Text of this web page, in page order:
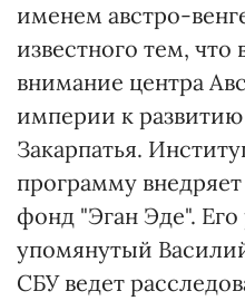
именем австро-
известного тем, что
внимание центра
империи к
Закарпатья.
программу
фонд "Эган Эде".
упомянутый
СБУ ведет